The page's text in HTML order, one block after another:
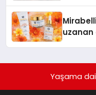
uzanan
Yaşama